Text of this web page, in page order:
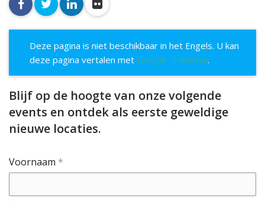
Deze pagina is niet beschikbaar in het Engels. U kan
deze pagina vertalen met Google Translate.
Blijf op de hoogte van onze volgende
events en ontdek als eerste geweldige
nieuwe locaties.
Voornaam *